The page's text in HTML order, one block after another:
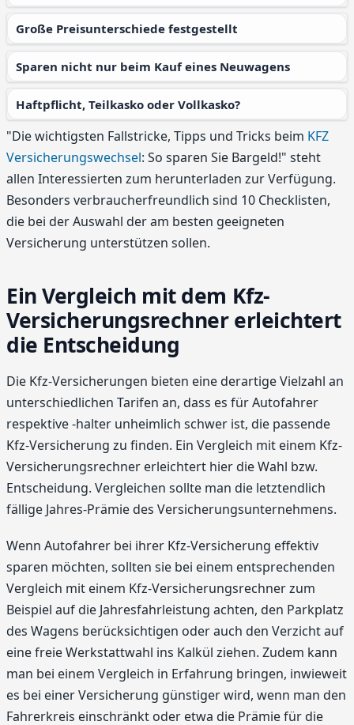
Große Preisunterschiede festgestellt
Sparen nicht nur beim Kauf eines Neuwagens
Haftpflicht, Teilkasko oder Vollkasko?
"Die wichtigsten Fallstricke, Tipps und Tricks beim KFZ
Versicherungswechsel: So sparen Sie Bargeld!" steht
allen Interessierten zum herunterladen zur Verfügung.
Besonders verbraucherfreundlich sind 10 Checklisten,
die bei der Auswahl der am besten geeigneten
Versicherung unterstützen sollen.
Ein Vergleich mit dem Kfz-
Versicherungsrechner erleichtert
die Entscheidung
Die Kfz-Versicherungen bieten eine derartige Vielzahl an
unterschiedlichen Tarifen an, dass es für Autofahrer
respektive -halter unheimlich schwer ist, die passende
Kfz-Versicherung zu finden. Ein Vergleich mit einem Kfz-
Versicherungsrechner erleichtert hier die Wahl bzw.
Entscheidung. Vergleichen sollte man die letztendlich
fällige Jahres-Prämie des Versicherungsunternehmens.
Wenn Autofahrer bei ihrer Kfz-Versicherung effektiv
sparen möchten, sollten sie bei einem entsprechenden
Vergleich mit einem Kfz-Versicherungsrechner zum
Beispiel auf die Jahresfahrleistung achten, den Parkplatz
des Wagens berücksichtigen oder auch den Verzicht auf
eine freie Werkstattwahl ins Kalkül ziehen. Zudem kann
man bei einem Vergleich in Erfahrung bringen, inwieweit
es bei einer Versicherung günstiger wird, wenn man den
Fahrerkreis einschränkt oder etwa die Prämie für die